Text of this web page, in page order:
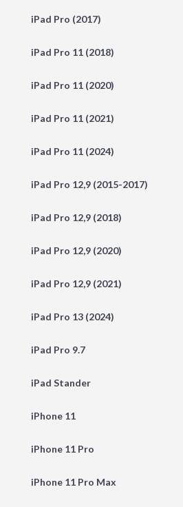
iPad Pro (2017)
iPad Pro 11 (2018)
iPad Pro 11 (2020)
iPad Pro 11 (2021)
iPad Pro 11 (2024)
iPad Pro 12,9 (2015-2017)
iPad Pro 12,9 (2018)
iPad Pro 12,9 (2020)
iPad Pro 12,9 (2021)
iPad Pro 13 (2024)
iPad Pro 9.7
iPad Stander
iPhone 11
iPhone 11 Pro
iPhone 11 Pro Max